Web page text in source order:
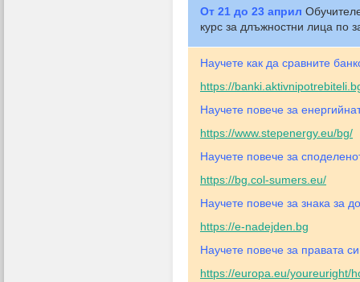
От 21 до 23 април
курс за длъжностни лица по
Научете как да сравните
https://
Научете повече за
https://www.stepenergy.eu/bg/
Научете повече за
https://bg.col-sumers.eu/
Научете повече за знака за
https://e-nadejden.bg
Научете повече за правата
https://europa.eu/youreuright/